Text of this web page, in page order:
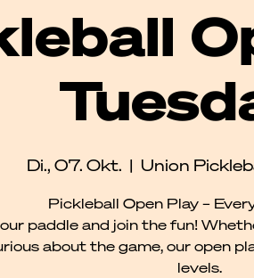
Di., 07. Okt.
  |
Union
Pickleball Open Play –
paddle and join the fun!
about the game, our open
levels.